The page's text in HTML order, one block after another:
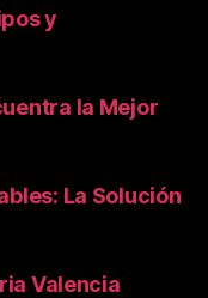
y
la Mejor
La Solución
Valencia